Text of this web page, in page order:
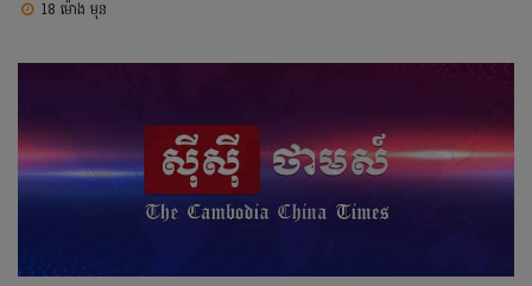
18 ម៉ោង មុន